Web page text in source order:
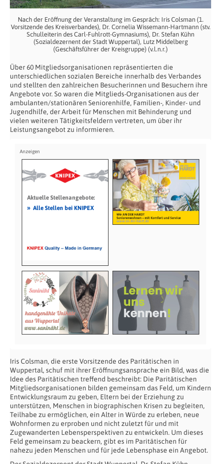
Nach der Eröffnung der Veranstaltung im Gespräch: Iris Colsman (1.
Vorsitzende des Kreisverbandes), Dr. Cornelia Wissemann-Hartmann (stv.
Schulleiterin des Carl-Fuhlrott-Gymnasiums), Dr. Stefan Kühn
(Sozialdezernent der Stadt Wuppertal), Lutz Middelberg
(Geschäftsführer der Kreisgruppe) (v.l.n.r.)
Über 60 Mitgliedsorganisationen repräsentierten die
unterschiedlichen sozialen Bereiche innerhalb des Verbandes
und stellten den zahlreichen Besucherinnen und Besuchern ihre
Angebote vor. So waren die Mitglieds-Organisationen aus der
ambulanten/stationären Seniorenhilfe, Familien-, Kinder- und
Jugendhilfe, der Arbeit für Menschen mit Behinderung und
vielen weiteren Tätigkeitsfeldern vertreten, um über ihr
Leistungsangebot zu informieren.
Aktuelle Stellenangebote:
» Alle Stellen bei KNIPEX
Iris Colsman, die erste Vorsitzende des Paritätischen in
Wuppertal, schuf mit ihrer Eröffnungsansprache ein Bild, was die
Idee des Paritätischen treffend beschreibt: Die Paritätischen
Mitgliedsorganisationen bilden gemeinsam das Feld, um Kindern
Entwicklungsraum zu geben, Eltern bei der Erziehung zu
unterstützen, Menschen in biographischen Krisen zu begleiten,
Teilhabe zu ermöglichen, ein Alter in Würde zu erleben, neue
Wohnformen zu erproben und nicht zuletzt für und mit
Zugewanderten Lebensperspektiven zu entwickeln. Um dieses
Feld gemeinsam zu beackern, gibt es im Paritätischen für
nahezu jeden Menschen und für jede Lebensphase ein Angebot.